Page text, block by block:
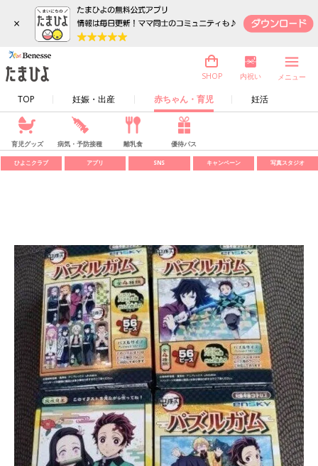
×
TOP 妊娠・出産 赤ちゃん・育児 妊活
SHOP 内祝い メニュー
育児グッズ 病気・予防接種 離乳食 優待パス
ひよこクラブ アプリ SNS キャンペーン 写真スタジオ